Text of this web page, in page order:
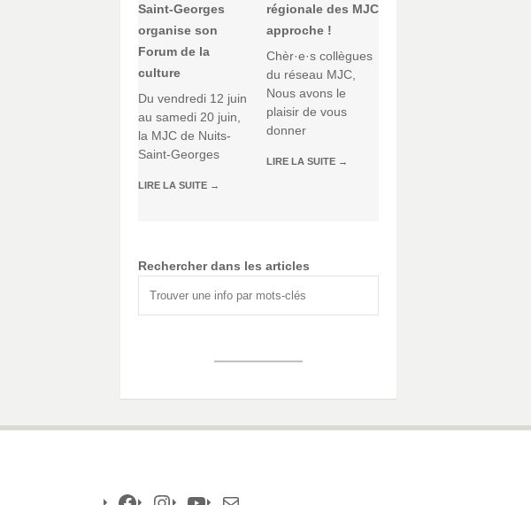
Saint-Georges
organise son
Forum de la
culture
Du vendredi 12 juin
au samedi 20 juin,
la MJC de Nuits-
Saint-Georges
LIRE LA SUITE →
régionale des MJC
approche !
Chèr·e·s collègues
du réseau MJC,
Nous avons le
plaisir de vous
donner
LIRE LA SUITE →
Rechercher dans les articles